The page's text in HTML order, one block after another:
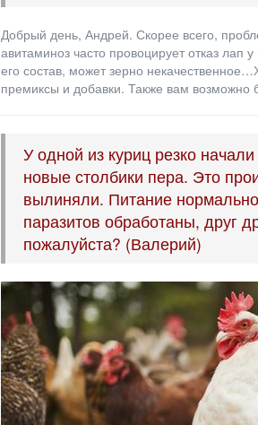
Добрый день, Андрей. Скорее всего,
авитаминоз часто провоцирует отказ
его состав, может зерно
премиксы и добавки. Также вам возможно
У одной из куриц резко
новые столбики пера. Это
вылиняли. Питание
паразитов обработаны, друг
пожалуйста? (Валерий)